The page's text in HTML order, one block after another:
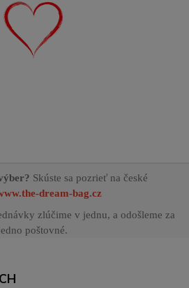
Skúste sa pozrieť na české
dream-bag.cz
zlúčime v jednu, a odošleme za
poštovné.